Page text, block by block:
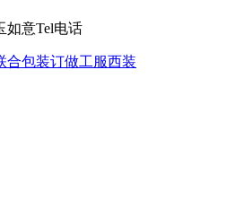
合包装订做工服西装